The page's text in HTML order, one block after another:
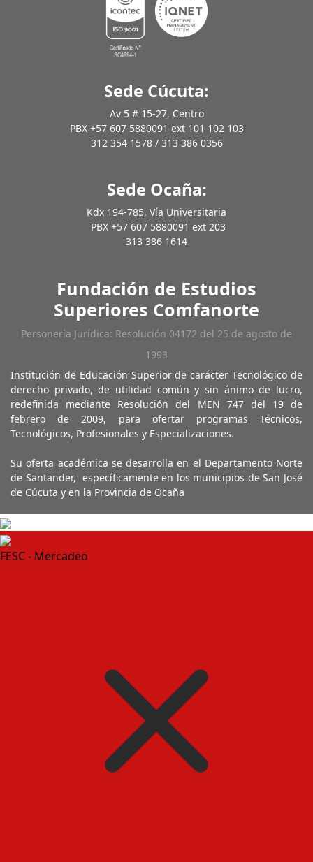
Sede Cúcuta:
Av 5 # 15-27, Centro
PBX +57 607 5880091 ext 101 102 103
312 354 1578 / 313 386 0356
Sede Ocaña:
Kdx 194-785, Vía Universitaria
PBX +57 607 5880091 ext 203
313 386 1614
Fundación de Estudios
Superiores Comfanorte
Personería Jurídica: Resolución 04172 del 25 de agosto de
1993
Institución de Educación Superior de carácter Tecnológico de
derecho privado, de utilidad común y sin ánimo de lucro,
redefinida mediante Resolución del MEN 747 del 19 de
febrero de 2009, para ofertar programas Técnicos,
Tecnológicos, Profesionales y Especializaciones.
Su oferta académica se desarrolla en el Departamento Norte
de Santander, específicamente en los municipios de San José
de Cúcuta y en la Provincia de Ocaña
FESC - Mercadeo